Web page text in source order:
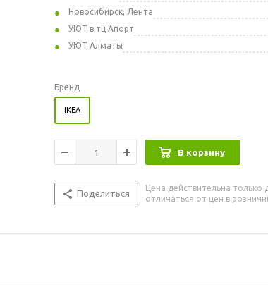
Новосибирск, Лента
УЮТ в тц Апорт
УЮТ Алматы
Бренд
IKEA
В корзину
Поделиться
Цена действительна
отличаться от цен в